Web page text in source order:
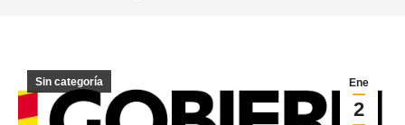
Ene
2
Sin categoría